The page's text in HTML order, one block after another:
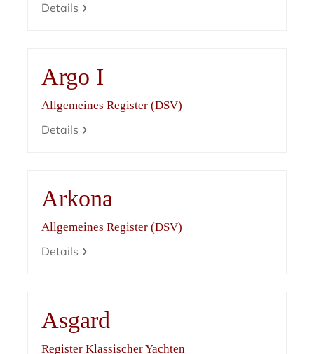
Details
Argo I
Allgemeines Register (DSV)
Details
Arkona
Allgemeines Register (DSV)
Details
Asgard
Register Klassischer Yachten